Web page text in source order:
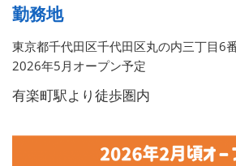
勤務地
東京都千代田区千代田区丸の内三丁目6
2026年5月オープン予定
有楽町駅より徒歩圏内